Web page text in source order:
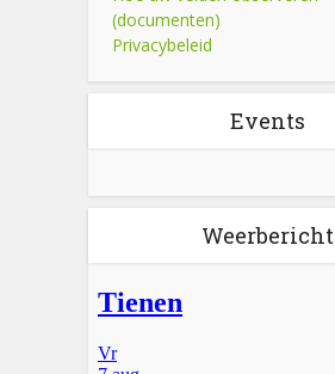
(documenten)
Privacybeleid
Events
Weerbericht